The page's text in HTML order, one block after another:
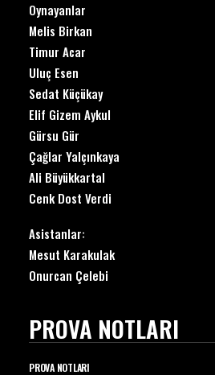
Oynayanlar
Melis Birkan
Timur Acar
Uluç Esen
Sedat Küçükay
Elif Gizem Aykul
Gürsu Gür
Çağlar Yalçınkaya
Ali Büyükkartal
Cenk Dost Verdi
Asistanlar:
Mesut Karakulak
Onurcan Çelebi
PROVA NOTLARI
PROVA NOTLARI